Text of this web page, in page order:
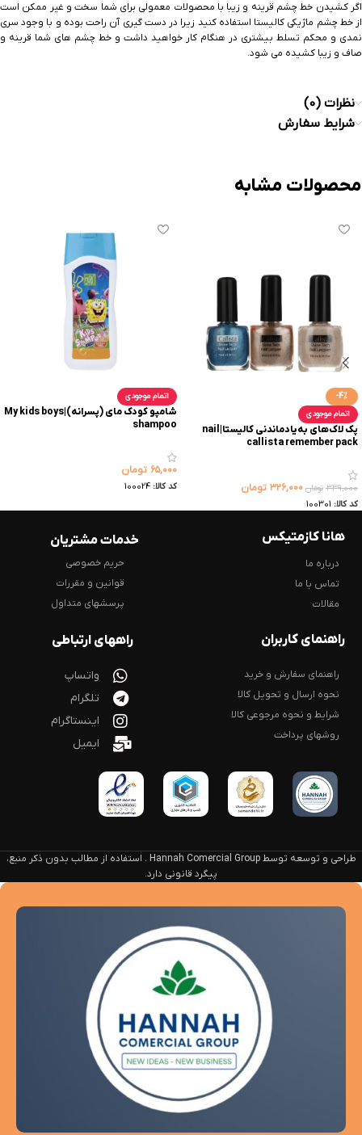
اگر کشیدن خط چشم قرینه و زیبا با محصولات معمولی برای شما سخت و غیر ممکن است
از خط چشم ماژیکی کالیستا استفاده کنید زیرا در دست گیری آن راحت بوده و با وجود سری
نمدی و محکم تسلط بیشتری در هنگام کار خواهید داشت و خط چشم های شما قرینه و
صاف و زیبا کشیده می شود.
نظرات (0)
شرایط سفارش
محصولات مشابه
-4%
اتمام موجودی
پک لاک‌های به‌یاد‌ماندنی کالیستا|nail
callista remember pack
۳۳۹,۰۰۰ تومان ۳۲۶,۰۰۰ تومان
کد کالا: 100301
اتمام موجودی
شامپو کودک مای (پسرانه)|My kids boys
shampoo
۶۵,۰۰۰ تومان
کد کالا: 100024
هانا کازمتیکس
درباره ما
تماس با ما
مقالات
خدمات مشتریان
حریم خصوصی
قوانین و مقررات
پرسشهای متداول
راهنمای کاربران
راهنمای سفارش و خرید
نحوه ارسال و تحویل کالا
شرایط و نحوه مرجوعی کالا
روشهای پرداخت
راههای ارتباطی
واتساپ
تلگرام
اینستاگرام
ایمیل
طراحی و توسعه توسط Hannah Comercial Group . استفاده از مطالب بدون ذکر منبع،
پیگرد قانونی دارد.